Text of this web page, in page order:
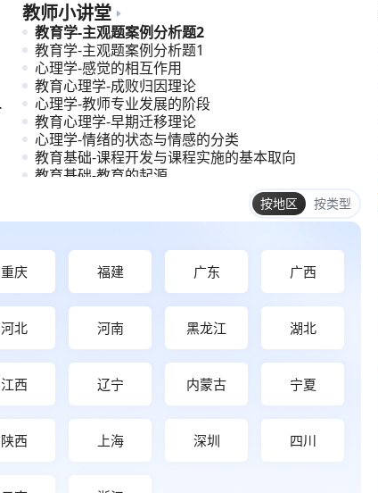
教师小讲堂
教育学-主观题案例分析题2
教育学-主观题案例分析题1
心理学-感觉的相互作用
教育心理学-成败归因理论
心理学-教师专业发展的阶段
教育心理学-早期迁移理论
心理学-情绪的状态与情感的分类
教育基础-课程开发与课程实施的基本取向
教育基础-教育的起源
教育基础-教师专业发展的内容与方法
重庆 福建 广东 广西
河北 河南 黑龙江 湖北
江西 辽宁 内蒙古 宁夏
陕西 上海 深圳 四川